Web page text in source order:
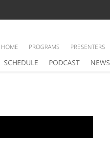
SCHEDULE PODCAST NEWS
HOME PROGRAMS PRESENTERS